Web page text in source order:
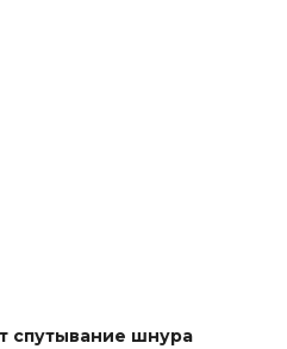
спутывание шнура